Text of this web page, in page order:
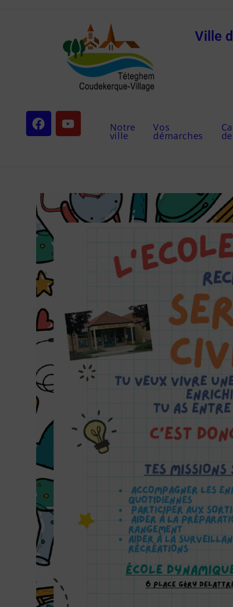
Ville
Notre
ville
Vos
démarches